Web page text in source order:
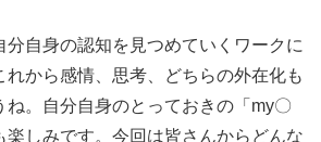
分自身の認知を見つめていくワークに
れから感情、思考、どちらの外在化も
ね。自分自身のとっておきの「my〇
楽しみです。今回は皆さんからどんな